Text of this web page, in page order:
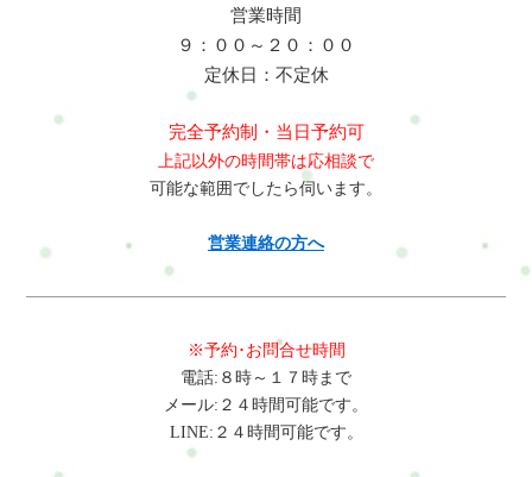
営業時間
９：００～２０：００
定休日：不定休
完全予約制・当日予約可
上記以外の時間帯は応相談で
可能な範囲でしたら伺います。
営業連絡の方へ
※予約･お問合せ時間
電話:８時～１７時まで
メール:２４時間可能です。
LINE:２４時間可能です。